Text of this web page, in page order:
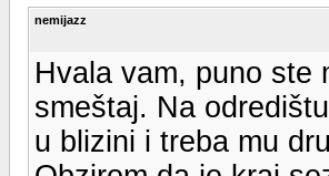
nemijazz
Hvala vam, puno ste
smeštaj. Na
u blizini i treba mu